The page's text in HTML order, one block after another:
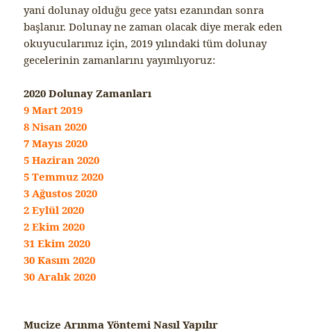
yani dolunay olduğu gece yatsı ezanından sonra
başlanır. Dolunay ne zaman olacak diye merak eden
okuyucularımız için, 2019 yılındaki tüm dolunay
gecelerinin zamanlarını yayımlıyoruz:
2020 Dolunay Zamanları
9 Mart 2019
8 Nisan 2020
7 Mayıs 2020
5 Haziran 2020
5 Temmuz 2020
3 Ağustos 2020
2 Eylül 2020
2 Ekim 2020
31 Ekim 2020
30 Kasım 2020
30 Aralık 2020
Mucize Arınma Yöntemi Nasıl Yapılır